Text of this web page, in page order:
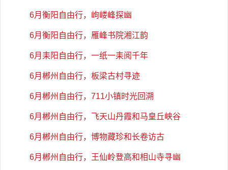
6月衡阳自由行，岣嵝峰探幽
6月衡阳自由行，雁峰书院湘江韵
6月耒阳自由行，一纸一耒阅千年
6月郴州自由行，板梁古村寻迹
6月郴州自由行，711小镇时光回溯
6月郴州自由行，飞天山丹霞和马皇丘峡谷
6月郴州自由行，博物藏珍和长卷访古
6月郴州自由行，王仙岭登高和相山寺寻幽